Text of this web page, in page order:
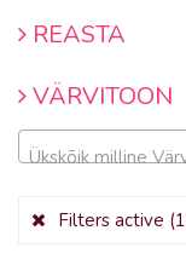
REASTA
VÄRVITOON
Ükskõik milline
Filters active